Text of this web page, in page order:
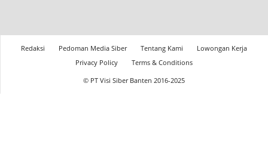
Redaksi Pedoman Media Siber Tentang Kami
Lowongan Kerja
Privacy Policy
Terms & Conditions
© PT Visi Siber Banten 2016-2025